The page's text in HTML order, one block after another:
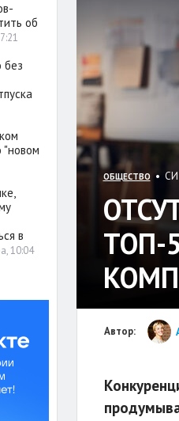
ОБЩЕСТВО• СИ
ТОП-
Автор:
об
без
"новом
в
10:04